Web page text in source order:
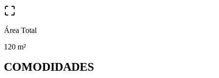
Área Total
120 m²
COMODIDADES